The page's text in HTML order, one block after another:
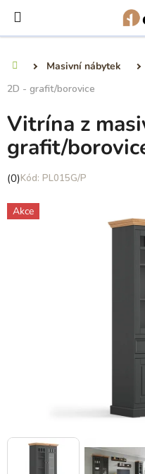
obsah
Masivní nábytek
2D - grafit/borovice
Vitrína z
grafit/
Průměrné
produktu
je
(0) PL015G/P
Akce